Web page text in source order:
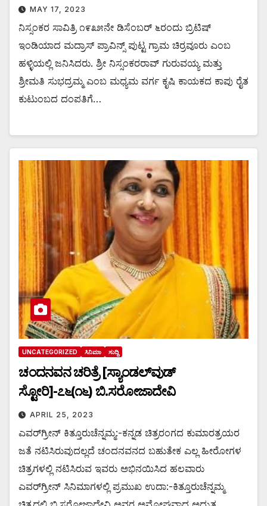
MAY 17, 2023
ನಿಸ್ಸಂಕರ ಸಾವಿತ್ರಿ ೧೯೩೫ನೇ ಡಿಸೆಂಬರ್ ೬ರಂದು ಬ್ರಿಟಿಷ್
ಇಂಡಿಯಾದ ಮದ್ರಾಸ್ ಪ್ರಾವಿನ್ಸ್ ಪುಟ್ಟ ಗ್ರಾಮ ಚಿರ್ರವೂರು ಎಂಬ
ಹಳ್ಳಿಯಲ್ಲಿ ಜನಿಸಿದರು. ಶ್ರೀ ನಿಸ್ಸಂಕರರಾವ್ ಗುರುವಯ್ಯ ಮತ್ತು
ಶ್ರೀಮತಿ ಸುಭದ್ರಮ್ಮ ಎಂಬ ಮಧ್ಯಮ ವರ್ಗ ಕೃಷಿ ಕಾಯಕದ ಕಾಪು ರೈತ
ಕುಟುಂಬದ ದಂಪತಿಗೆ…
UNCATEGORIZED ಸಿನಿಮಾ ಸುದ್ದಿ
ಚಂದನವನ ಚರಿತ್ರೆ [ಸ್ಯಾಂಡಲ್‌ವುಡ್
ಸ್ಟೋರಿ]-೭೬(೧೬) ಬಿ.ಸರೋಜಾದೇವಿ
APRIL 25, 2023
ಎವರ್‌ಗ್ರೀನ್ ಕಿತ್ತೂರುಚೆನ್ನಮ್ಮ:-ಕನ್ನಡ ಚಿತ್ರರಂಗದ ಕುಮಾರತ್ರಯರ
ಜತೆ ನಟಿಸಿರುವುದಲ್ಲದೆ ಚಂದನವನದ ಬಹುತೇಕ ಎಲ್ಲ ಹೀರೋಗಳ
ಚಿತ್ರಗಳಲ್ಲಿ ನಟಿಸಿರುವ ಇವರು ಅಭಿನಯಿಸಿದ ಹಲವಾರು
ಎವರ್‌ಗ್ರೀನ್ ಸಿನಿಮಾಗಳಲ್ಲಿ ಪ್ರಮುಖ ಉದಾ:-ಕಿತ್ತೂರುಚೆನ್ನಮ್ಮ